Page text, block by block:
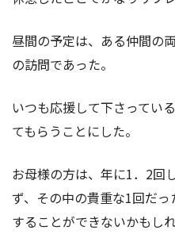
昼間の予定は、ある仲間の
の訪問であった。
いつも応援して下さってい
てもらうことにした。
お母様の方は、年に1．2回
ず、その中の貴重な1回だ
することができないかもし